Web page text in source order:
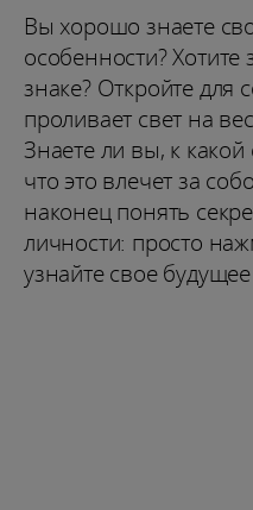
Вы хорошо знаете
особенности?
знаке? Откройте для
проливает свет на
Знаете ли вы, к
что это влечет за
наконец понять
личности: просто
узнайте свое будущее